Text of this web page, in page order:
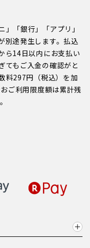
「銀行」「アプリ」
別途発生します。払込
ら14日以内にお支払い
てもご入金の確認がと
料297円（税込）を加
ご利用限度額は累計残